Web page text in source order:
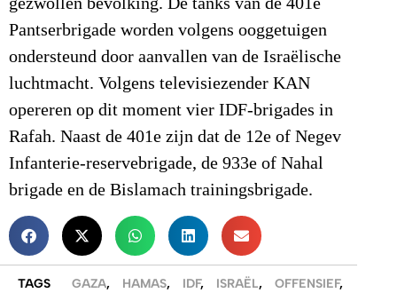
Pantserbrigade worden volgens ooggetuigen
ondersteund door aanvallen van de Israëlische
luchtmacht. Volgens televisiezender KAN
opereren op dit moment vier IDF-brigades in
Rafah. Naast de 401e zijn dat de 12e of Negev
Infanterie-reservebrigade, de 933e of Nahal
brigade en de Bislamach trainingsbrigade.
TAGS GAZA, HAMAS, IDF, ISRAËL, OFFENSIEF,